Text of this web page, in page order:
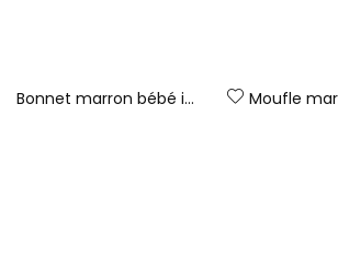
Bonnet marron bébé imprimé hibou